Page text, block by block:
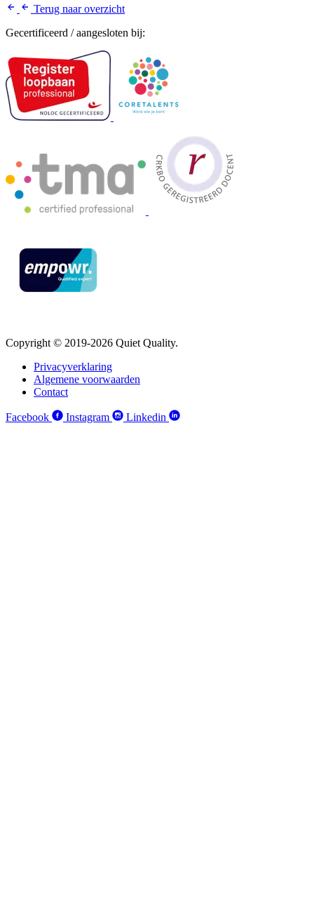
Terug naar overzicht
Gecertificeerd / aangesloten bij:
Copyright © 2019-2026 Quiet Quality.
Privacyverklaring
Algemene voorwaarden
Contact
Facebook Instagram Linkedin